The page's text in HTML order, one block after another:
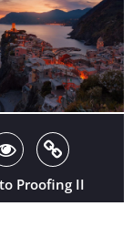
Proofing II